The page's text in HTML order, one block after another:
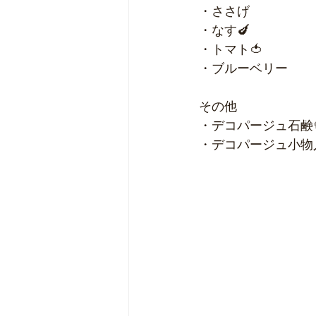
・ささげ
・なす🍆
・トマト🍅
・ブルーベリー
その他
・デコパージュ石
・デコパージュ小